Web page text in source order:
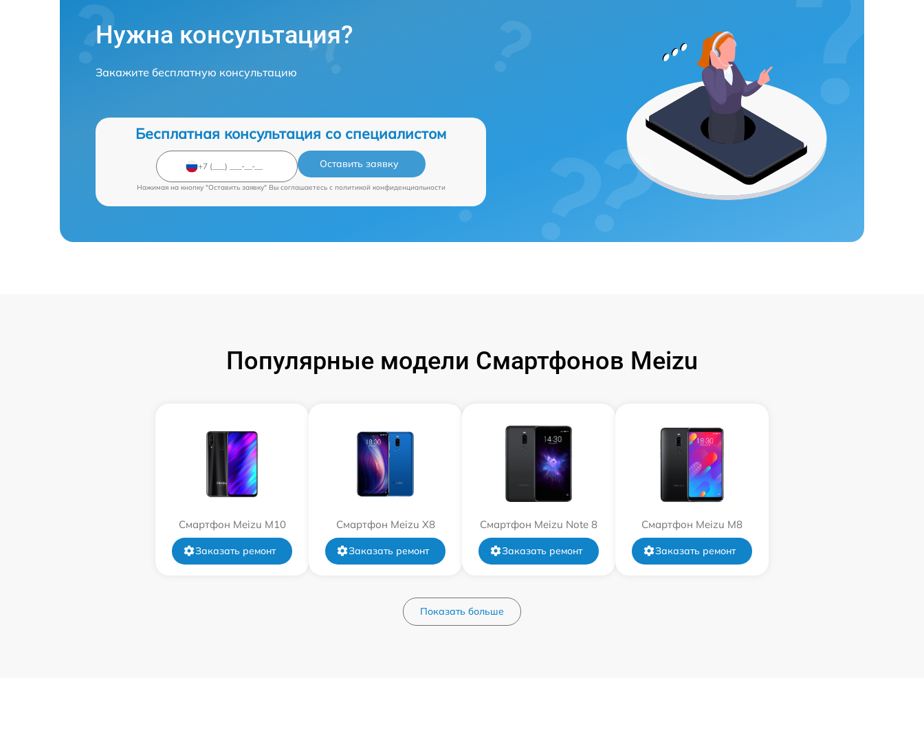
Нужна консультация?
Закажите бесплатную консультацию
Бесплатная консультация со специалистом
Оставить заявку
Нажимая на кнопку "Оставить заявку" Вы соглашаетесь c политикой конфиденциальности
Популярные модели Смартфонов Meizu
Смартфон Meizu M10
Заказать ремонт
Смартфон Meizu X8
Заказать ремонт
Смартфон Meizu Note 8
Заказать ремонт
Смартфон Meizu M8
Заказать ремонт
Показать больше